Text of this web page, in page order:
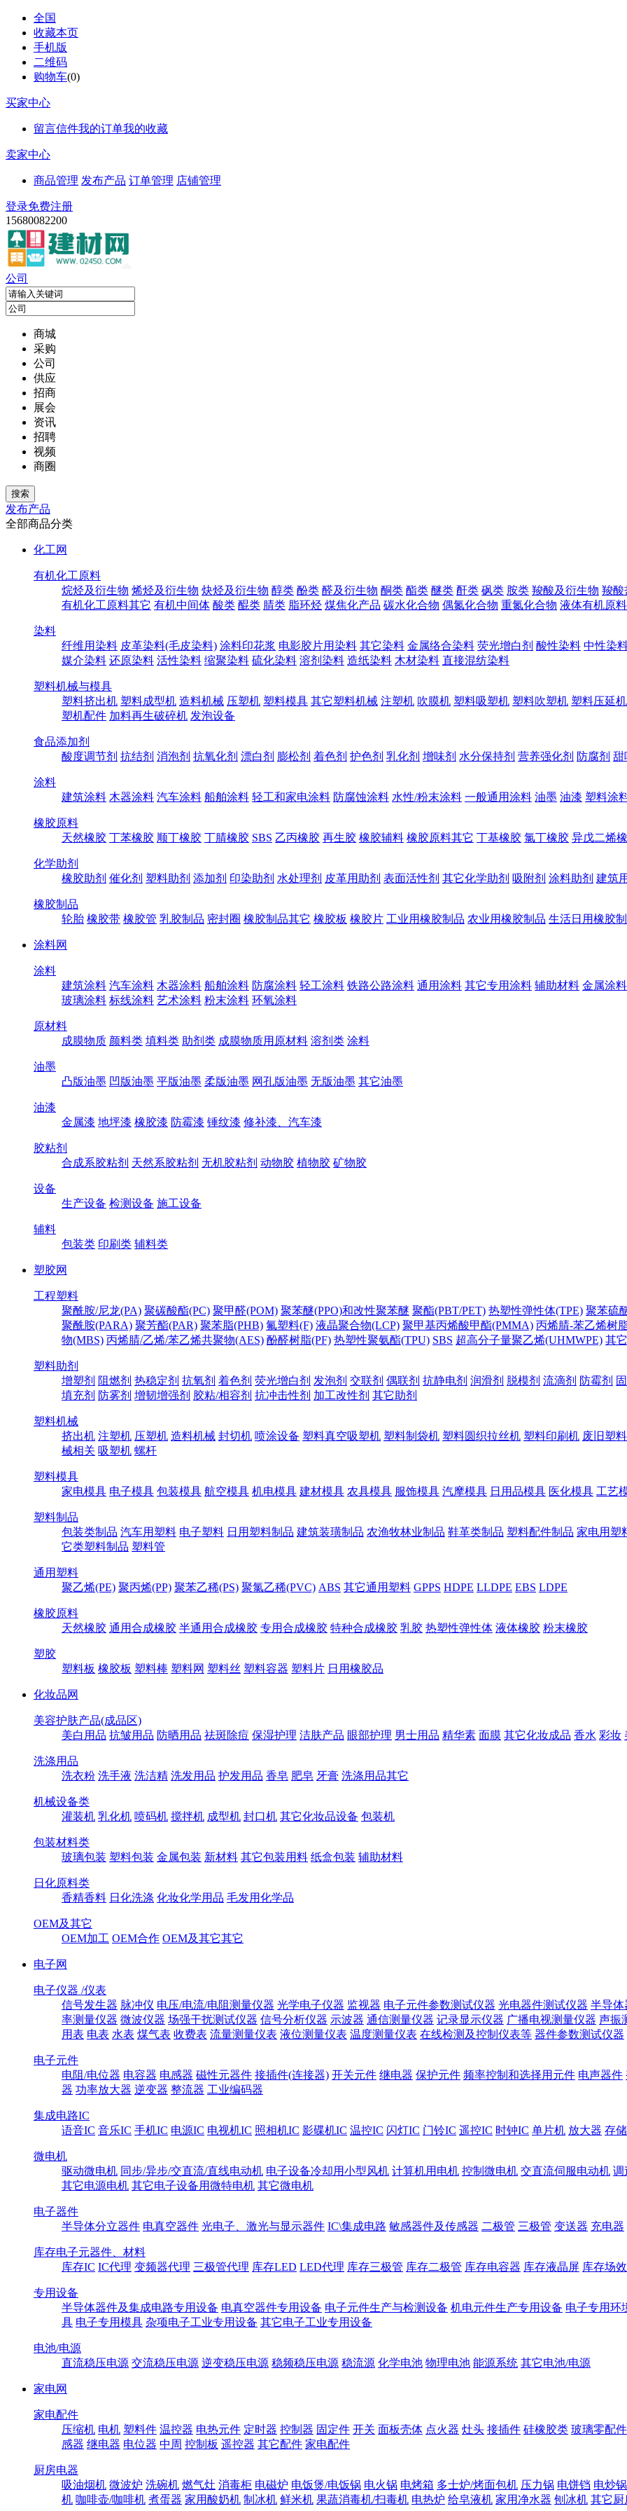
全国
收藏本页
手机版
二维码
购物车(0)
买家中心
留言信件我的订单我的收藏
卖家中心
商品管理 发布产品 订单管理 店铺管理
登录免费注册
15680082200
公司
商城
采购
公司
供应
招商
展会
资讯
招聘
视频
商圈
发布产品
全部商品分类
化工网
有机化工原料
烷烃及衍生物 烯烃及衍生物 炔烃及衍生物 醇类 酚类 醛及衍生物 酮类 酯类 醚类 酐类 砜类 胺类 羧酸及衍生物 羧酸
有机化工原料其它 有机中间体 酸类 醌类 腈类 脂环烃 煤焦化产品 碳水化合物 偶氮化合物 重氮化合物 液体有机原料
染料
纤维用染料 皮革染料(毛皮染料) 涂料印花浆 电影胶片用染料 其它染料 金属络合染料 荧光增白剂 酸性染料 中性染
媒介染料 还原染料 活性染料 缩聚染料 硫化染料 溶剂染料 造纸染料 木材染料 直接混纺染料
塑料机械与模具
塑料挤出机 塑料成型机 造料机械 压塑机 塑料模具 其它塑料机械 注塑机 吹膜机 塑料吸塑机 塑料吹塑机 塑料压延机
塑机配件 加料再生破碎机 发泡设备
食品添加剂
酸度调节剂 抗结剂 消泡剂 抗氧化剂 漂白剂 膨松剂 着色剂 护色剂 乳化剂 增味剂 水分保持剂 营养强化剂 防腐剂 甜
涂料
建筑涂料 木器涂料 汽车涂料 船舶涂料 轻工和家电涂料 防腐蚀涂料 水性/粉末涂料 一般通用涂料 油墨 油漆 塑料涂
橡胶原料
天然橡胶 丁苯橡胶 顺丁橡胶 丁腈橡胶 SBS 乙丙橡胶 再生胶 橡胶辅料 橡胶原料其它 丁基橡胶 氯丁橡胶 异戊二烯
化学助剂
橡胶助剂 催化剂 塑料助剂 添加剂 印染助剂 水处理剂 皮革用助剂 表面活性剂 其它化学助剂 吸附剂 涂料助剂 建筑
橡胶制品
轮胎 橡胶带 橡胶管 乳胶制品 密封圈 橡胶制品其它 橡胶板 橡胶片 工业用橡胶制品 农业用橡胶制品 生活日用橡胶
涂料网
涂料
建筑涂料 汽车涂料 木器涂料 船舶涂料 防腐涂料 轻工涂料 铁路公路涂料 通用涂料 其它专用涂料 辅助材料 金属涂料
玻璃涂料 标线涂料 艺术涂料 粉末涂料 环氧涂料
原材料
成膜物质 颜料类 填料类 助剂类 成膜物质用原材料 溶剂类 涂料
油墨
凸版油墨 凹版油墨 平版油墨 柔版油墨 网孔版油墨 无版油墨 其它油墨
油漆
金属漆 地坪漆 橡胶漆 防霉漆 锤纹漆 修补漆、汽车漆
胶粘剂
合成系胶粘剂 天然系胶粘剂 无机胶粘剂 动物胶 植物胶 矿物胶
设备
生产设备 检测设备 施工设备
辅料
包装类 印刷类 辅料类
塑胶网
工程塑料
聚酰胺/尼龙(PA) 聚碳酸酯(PC) 聚甲醛(POM) 聚苯醚(PPO)和改性聚苯醚 聚酯(PBT/PET) 热塑性弹性体(TPE) 聚苯硫
聚酰胺(PARA) 聚芳酯(PAR) 聚苯脂(PHB) 氟塑料(F) 液晶聚合物(LCP) 聚甲基丙烯酸甲酯(PMMA) 丙烯腈-苯乙烯树
物(MBS) 丙烯腈/乙烯/苯乙烯共聚物(AES) 酚醛树脂(PF) 热塑性聚氨酯(TPU) SBS 超高分子量聚乙烯(UHMWPE) 其
塑料助剂
增塑剂 阻燃剂 热稳定剂 抗氧剂 着色剂 荧光增白剂 发泡剂 交联剂 偶联剂 抗静电剂 润滑剂 脱模剂 流滴剂 防霉剂
填充剂 防雾剂 增韧增强剂 胶粘/相容剂 抗冲击性剂 加工改性剂 其它助剂
塑料机械
挤出机 注塑机 压塑机 造料机械 封切机 喷涂设备 塑料真空吸塑机 塑料制袋机 塑料圆织拉丝机 塑料印刷机 废旧塑
械相关 吸塑机 螺杆
塑料模具
家电模具 电子模具 包装模具 航空模具 机电模具 建材模具 农具模具 服饰模具 汽摩模具 日用品模具 医化模具 工艺
塑料制品
包装类制品 汽车用塑料 电子塑料 日用塑料制品 建筑装璜制品 农渔牧林业制品 鞋革类制品 塑料配件制品 家电用塑
它类塑料制品 塑料管
通用塑料
聚乙烯(PE) 聚丙烯(PP) 聚苯乙稀(PS) 聚氯乙稀(PVC) ABS 其它通用塑料 GPPS HDPE LLDPE EBS LDPE
橡胶原料
天然橡胶 通用合成橡胶 半通用合成橡胶 专用合成橡胶 特种合成橡胶 乳胶 热塑性弹性体 液体橡胶 粉末橡胶
塑胶
塑料板 橡胶板 塑料棒 塑料网 塑料丝 塑料容器 塑料片 日用橡胶品
化妆品网
美容护肤产品(成品区)
美白用品 抗皱用品 防晒用品 祛斑除痘 保湿护理 洁肤产品 眼部护理 男士用品 精华素 面膜 其它化妆成品 香水 彩妆
洗涤用品
洗衣粉 洗手液 洗洁精 洗发用品 护发用品 香皂 肥皂 牙膏 洗涤用品其它
机械设备类
灌装机 乳化机 喷码机 搅拌机 成型机 封口机 其它化妆品设备 包装机
包装材料类
玻璃包装 塑料包装 金属包装 新材料 其它包装用料 纸盒包装 辅助材料
日化原料类
香精香料 日化洗涤 化妆化学用品 毛发用化学品
OEM及其它
OEM加工 OEM合作 OEM及其它其它
电子网
电子仪器 /仪表
信号发生器 脉冲仪 电压/电流/电阻测量仪器 光学电子仪器 监视器 电子元件参数测试仪器 光电器件测试仪器 半导体
率测量仪器 微波仪器 场强干扰测试仪器 信号分析仪器 示波器 通信测量仪器 记录显示仪器 广播电视测量仪器 声振
用表 电表 水表 煤气表 收费表 流量测量仪表 液位测量仪表 温度测量仪表 在线检测及控制仪表等 器件参数测试仪器
电子元件
电阻/电位器 电容器 电感器 磁性元器件 接插件(连接器) 开关元件 继电器 保护元件 频率控制和选择用元件 电声器件
器 功率放大器 逆变器 整流器 工业编码器
集成电路IC
语音IC 音乐IC 手机IC 电源IC 电视机IC 照相机IC 影碟机IC 温控IC 闪灯IC 门铃IC 遥控IC 时钟IC 单片机 放大器 存
微电机
驱动微电机 同步/异步/交直流/直线电动机 电子设备冷却用小型风机 计算机用电机 控制微电机 交直流伺服电动机 调
其它电源电机 其它电子设备用微特电机 其它微电机
电子器件
半导体分立器件 电真空器件 光电子、激光与显示器件 IC\集成电路 敏感器件及传感器 二极管 三极管 变送器 充电器
库存电子元器件、材料
库存IC IC代理 变频器代理 三极管代理 库存LED LED代理 库存三极管 库存二极管 库存电容器 库存液晶屏 库存场
专用设备
半导体器件及集成电路专用设备 电真空器件专用设备 电子元件生产与检测设备 机电元件生产专用设备 电子专用环
具 电子专用模具 杂项电子工业专用设备 其它电子工业专用设备
电池/电源
直流稳压电源 交流稳压电源 逆变稳压电源 稳频稳压电源 稳流源 化学电池 物理电池 能源系统 其它电池/电源
家电网
家电配件
压缩机 电机 塑料件 温控器 电热元件 定时器 控制器 固定件 开关 面板壳体 点火器 灶头 接插件 硅橡胶类 玻璃零配件
感器 继电器 电位器 中周 控制板 遥控器 其它配件 家电配件
厨房电器
吸油烟机 微波炉 洗碗机 燃气灶 消毒柜 电磁炉 电饭煲/电饭锅 电火锅 电烤箱 多士炉/烤面包机 压力锅 电饼铛 电炒
机 咖啡壶/咖啡机 煮蛋器 家用酸奶机 制冰机 鲜米机 果蔬消毒机/扫毒机 电热炉 给皂液机 家用净水器 刨冰机 其它厨